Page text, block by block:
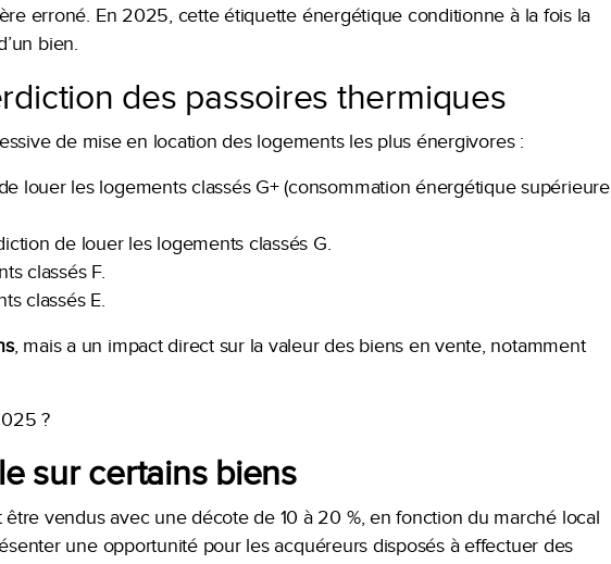
erroné. En 2025, cette étiquette énergétique conditionne à la fois la
bien.
des passoires thermiques
de mise en location des logements les plus énergivores :
louer les logements classés G+ (consommation énergétique supérieure
de louer les logements classés G.
classés F.
classés E.
, mais a un impact direct sur la valeur des biens en vente, notamment
?
sur certains biens
vendus avec une décote de 10 à 20 %, en fonction du marché local
une opportunité pour les acquéreurs disposés à effectuer des